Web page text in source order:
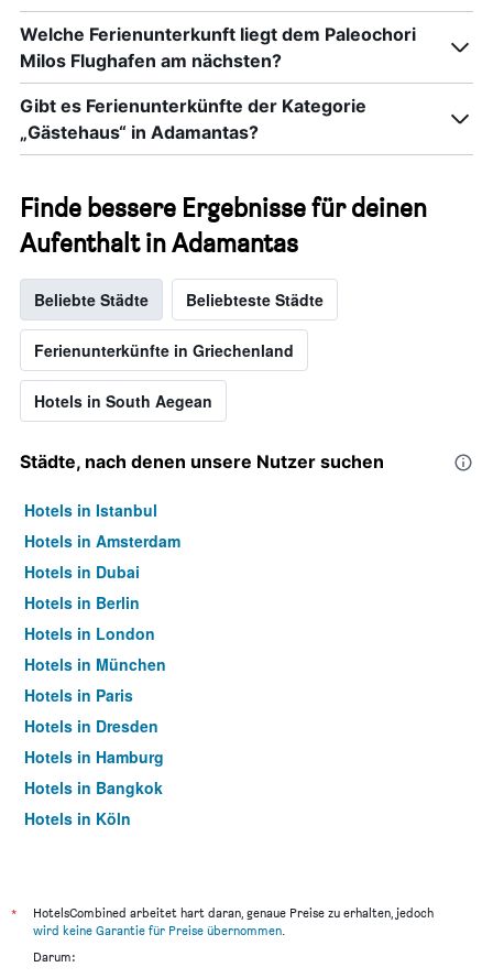
Welche Ferienunterkunft liegt dem Paleochori
Milos Flughafen am nächsten?
Gibt es Ferienunterkünfte der Kategorie
„Gästehaus“ in Adamantas?
Finde bessere Ergebnisse für deinen
Aufenthalt in Adamantas
Beliebte Städte Beliebteste Städte
Ferienunterkünfte in Griechenland
Hotels in South Aegean
Städte, nach denen unsere Nutzer suchen
Hotels in Istanbul
Hotels in Amsterdam
Hotels in Dubai
Hotels in Berlin
Hotels in London
Hotels in München
Hotels in Paris
Hotels in Dresden
Hotels in Hamburg
Hotels in Bangkok
Hotels in Köln
*
HotelsCombined arbeitet hart daran, genaue Preise zu erhalten, jedoch
wird keine Garantie für Preise übernommen.
Darum: